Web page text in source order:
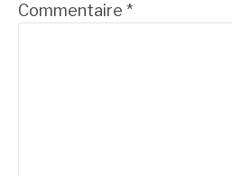
Commentaire *